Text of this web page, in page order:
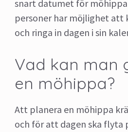
snart datumet för
personer har möjlighet att
och ringa in dagen i sin
Vad kan man
en möhippa?
Att planera en möhippa
och för att dagen ska flyta